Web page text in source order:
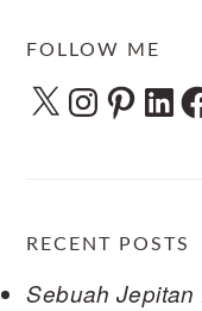
FOLLOW ME
X Instagram
Pinterest
RECENT POSTS
Sebuah